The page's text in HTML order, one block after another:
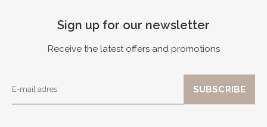
Sign up for our newsletter
Receive the latest offers and promotions